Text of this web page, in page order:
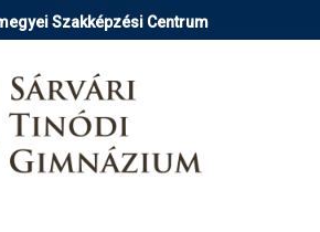
Szakképzési Centrum